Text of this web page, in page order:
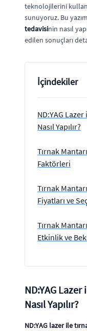
teknolojilerini
sunuyoruz. Bu
tedavisinin nasıl
edilen sonuçları
İçindekiler
ND:YAG
Nasıl Yapılır?
Tırnak
Faktörleri
Tırnak
Fiyatları ve
Tırnak
Etkinlik ve
ND:YAG
Nasıl Yapılır?
ND:YAG lazer ile